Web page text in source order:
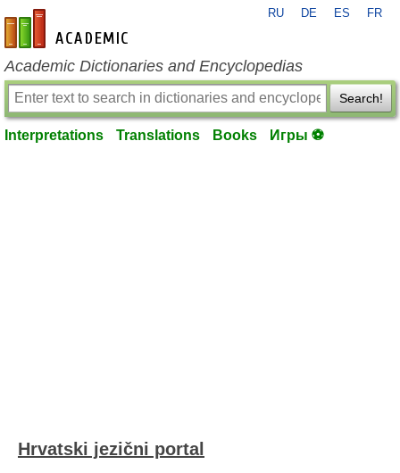
en-academic.com
RU DE ES FR
Academic Dictionaries and Encyclopedias
Search!
Interpretations Translations Books Игры ⚽
Hrvatski jezični portal